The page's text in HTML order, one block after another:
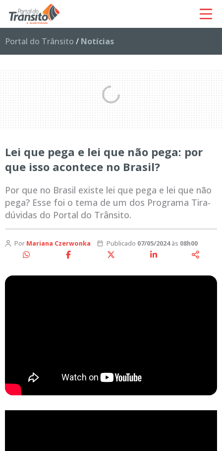
Portal do Trânsito / Notícias
Lei que pega e lei que não pega: por
que isso acontece no Brasil?
Por que no Brasil existe lei que pega e lei que não
pega? Esse foi o tema de um dos Programa Tira-
dúvidas do Portal do Trânsito.
Por Mariana Czerwonka Publicado 07/05/2024às 08h00